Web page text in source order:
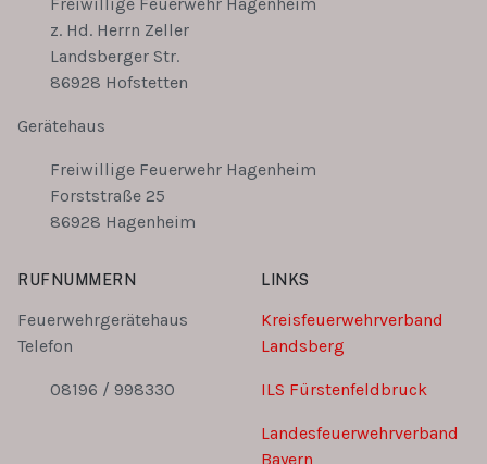
z. Hd. Herrn Zeller
Landsberger Str.
86928 Hofstetten
Gerätehaus
Freiwillige Feuerwehr Hagenheim
Forststraße 25
86928 Hagenheim
RUFNUMMERN
Feuerwehrgerätehaus
Telefon
08196 / 998330
LINKS
Kreisfeuerwehrverband
Landsberg
ILS Fürstenfeldbruck
Landesfeuerwehrverband
Bayern